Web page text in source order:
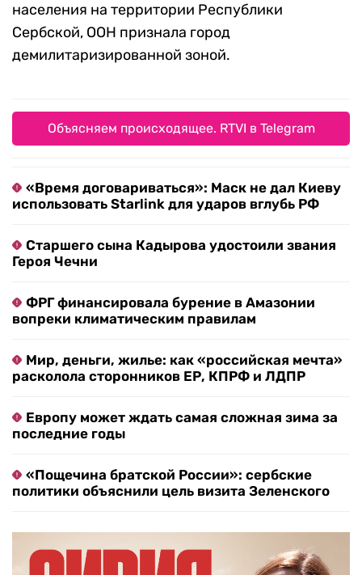
населения на территории Республики
Сербской, ООН признала город
демилитаризированной зоной.
Объясняем происходящее. RTVI в Telegram
«Время договариваться»: Маск не дал Киеву
использовать Starlink для ударов вглубь РФ
Старшего сына Кадырова удостоили звания
Героя Чечни
ФРГ финансировала бурение в Амазонии
вопреки климатическим правилам
Мир, деньги, жилье: как «российская мечта»
расколола сторонников ЕР, КПРФ и ЛДПР
Европу может ждать самая сложная зима за
последние годы
«Пощечина братской России»: сербские
политики объяснили цель визита Зеленского